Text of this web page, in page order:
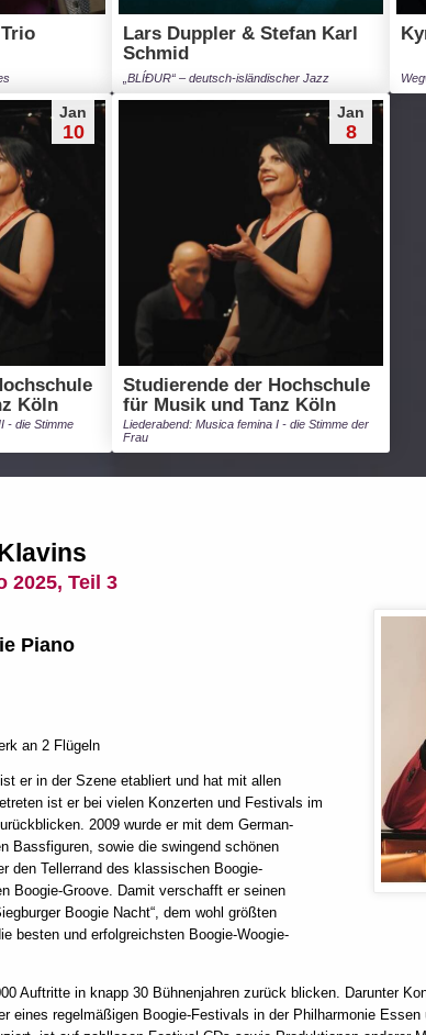
Lars Duppler & Stefan Karl
Schmid
„BLÍÐUR“ – deutsch-isländischer Jazz
Jan
10
Köln
- die Stimme
Jan
8
Studierende der Hochschule
für Musik und Tanz Köln
Liederabend: Musica femina I - die Stimme der
Frau
2025, Teil 3
Piano
an 2 Flügeln
er in der Szene etabliert und hat mit allen
ist er bei vielen Konzerten und Festivals im
2009 wurde er mit dem German-
Bassfiguren, sowie die swingend schönen
den Tellerrand des klassischen Boogie-
Boogie-Groove. Damit verschafft er seinen
Boogie Nacht“, dem wohl größten
besten und erfolgreichsten Boogie-Woogie-
Auftritte in knapp 30 Bühnenjahren zurück blicken. Darunter
eines regelmäßigen Boogie-Festivals in der Philharmonie